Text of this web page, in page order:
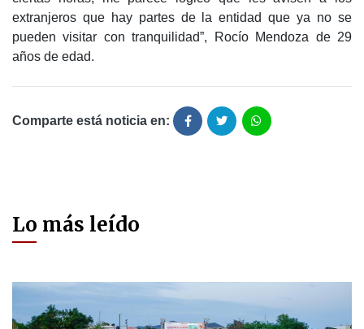
extranjeros que hay partes de la entidad que ya no se
pueden visitar con tranquilidad”, Rocío Mendoza de 29
años de edad.
Comparte está noticia en:
Lo más leído